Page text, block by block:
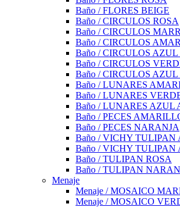
Baño / FLORES BEIGE
Baño / CIRCULOS ROSA
Baño / CIRCULOS
Baño / CIRCULOS
Baño / CIRCULOS
Baño / CIRCULOS
Baño / CIRCULOS
Baño / LUNARES
Baño / LUNARES
Baño / LUNARES AZUL
Baño / PECES
Baño / PECES NARANJA
Baño / VICHY TULIPAN
Baño / VICHY TULIPAN
Baño / TULIPAN ROSA
Baño / TULIPAN
Menaje
Menaje / MOSAICO
Menaje / MOSAICO